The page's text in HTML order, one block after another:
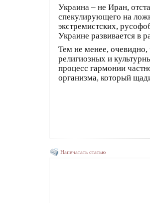
Украина – не Иран,
спекулирующего на
экстремистских,
Украине развивается в
Тем не менее, очевидно,
религиозных и
процесс гармонии
организма, который
Напечатать статью